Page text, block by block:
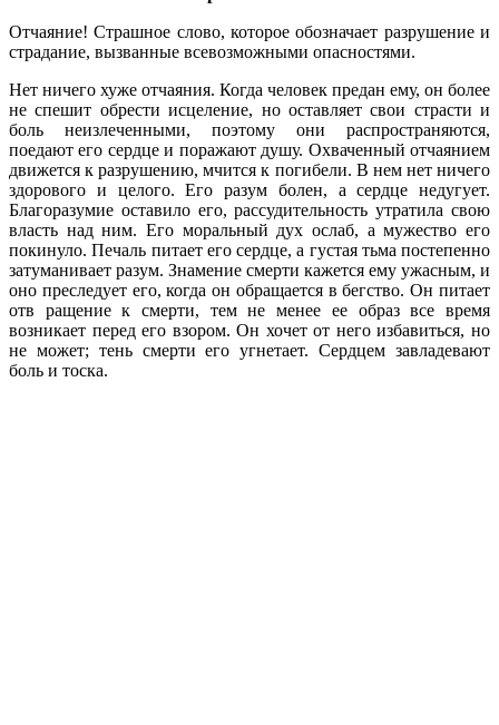
Отчаяние! Страшное слово, которое обозначает разрушение и
страдание, вызванные всевозможными опасностями.
Нет ничего хуже отчаяния. Когда человек предан ему, он более
не спешит обрести исцеление, но оставляет свои страсти и
боль неизлеченными, поэтому они распространяются,
поедают его сердце и поражают душу. Охваченный отчаянием
движется к разрушению, мчится к погибели. В нем нет ничего
здорового и целого. Его разум болен, а сердце недугует.
Благоразумие оставило его, рассудительность утратила свою
власть над ним. Его моральный дух ослаб, а мужество его
покинуло. Печаль питает его сердце, а густая тьма постепенно
затуманивает разум. Знамение смерти кажется ему ужасным, и
оно преследует его, когда он обращается в бегство. Он питает
отв ращение к смерти, тем не менее ее образ все время
возникает перед его взором. Он хочет от него избавиться, но
не может; тень смерти его угнетает. Сердцем завладевают
боль и тоска.